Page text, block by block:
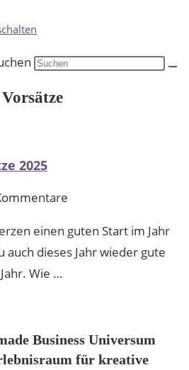
2025
einen guten Start im Jahr
auch dieses Jahr wieder gute
Wie …
Business Universum
für kreative